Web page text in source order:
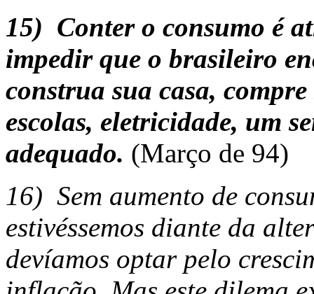
15) Conter o consumo é
impedir que o brasileiro
construa sua casa,
escolas, eletricidade, um
adequado. (Março de 94)
16) Sem aumento de
estivéssemos diante da
devíamos optar pelo